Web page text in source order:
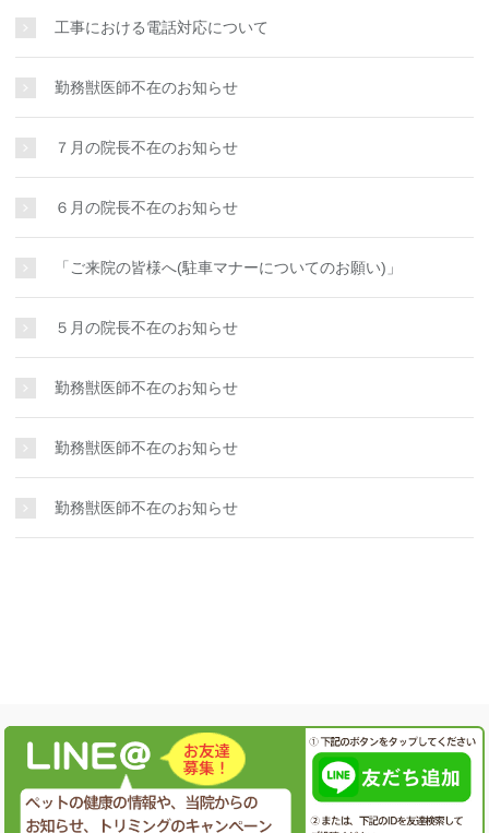
工事における電話対応について
勤務獣医師不在のお知らせ
７月の院長不在のお知らせ
６月の院長不在のお知らせ
「ご来院の皆様へ(駐車マナーについてのお願い)」
５月の院長不在のお知らせ
勤務獣医師不在のお知らせ
勤務獣医師不在のお知らせ
勤務獣医師不在のお知らせ